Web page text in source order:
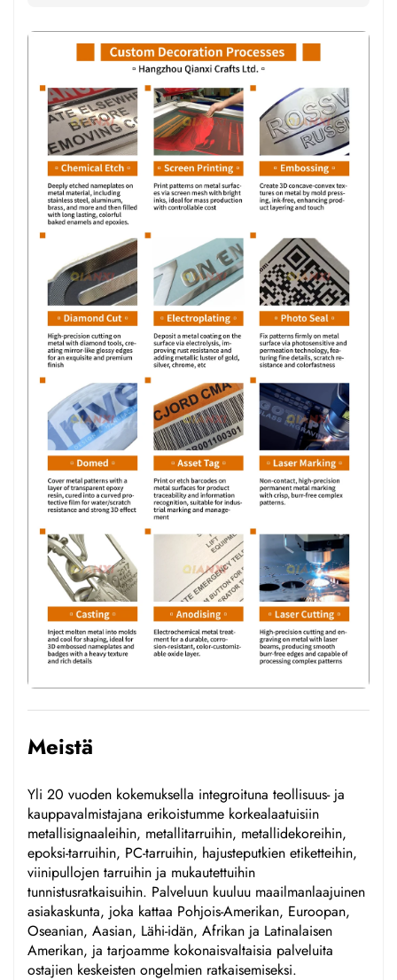
Meistä
Yli 20 vuoden kokemuksella integroituna teollisuus- ja
kauppavalmistajana erikoistumme korkealaatuisiin
metallisignaaleihin, metallitarruihin, metallidekoreihin,
epoksi-tarruihin, PC-tarruihin, hajusteputkien etiketteihin,
viinipullojen tarruihin ja mukautettuihin
tunnistusratkaisuihin. Palveluun kuuluu maailmanlaajuinen
asiakaskunta, joka kattaa Pohjois-Amerikan, Euroopan,
Oseanian, Aasian, Lähi-idän, Afrikan ja Latinalaisen
Amerikan, ja tarjoamme kokonaisvaltaisia palveluita
ostajien keskeisten ongelmien ratkaisemiseksi.